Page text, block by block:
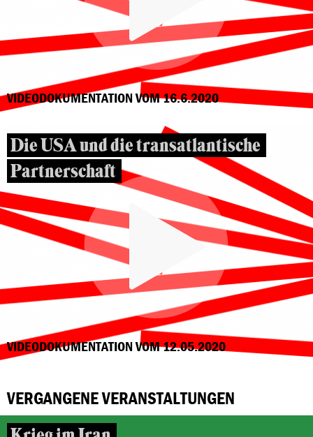
VIDEODOKUMENTATION VOM 16.6.2020
Die USA und die transatlantische
Partnerschaft
VIDEODOKUMENTATION VOM 12.05.2020
VERGANGENE VERANSTALTUNGEN